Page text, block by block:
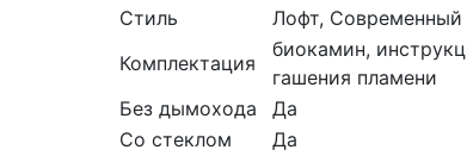
Стиль
Лофт, Современный
Комплектация
биокамин,
гашения пламени
Без дымохода
Да
Со стеклом
Да